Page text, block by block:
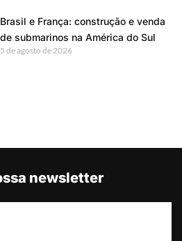
Brasil e França: construção e venda
de submarinos na América do Sul
5 de agosto de 2026
newsletter